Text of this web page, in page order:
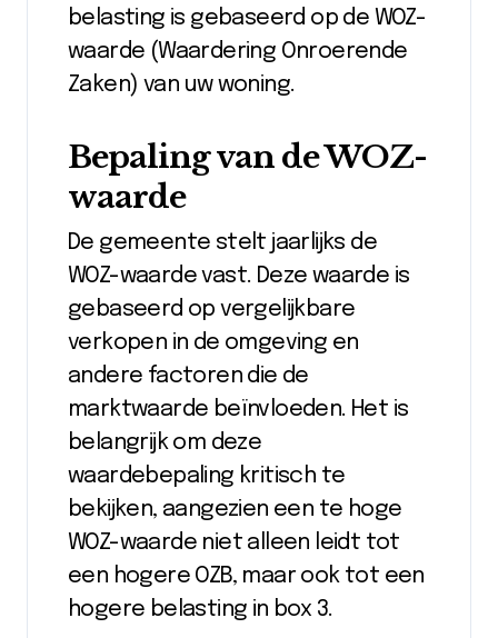
belasting is gebaseerd op de WOZ-
waarde (Waardering Onroerende
Zaken) van uw woning.
Bepaling van de WOZ-
waarde
De gemeente stelt jaarlijks de
WOZ-waarde vast. Deze waarde is
gebaseerd op vergelijkbare
verkopen in de omgeving en
andere factoren die de
marktwaarde beïnvloeden. Het is
belangrijk om deze
waardebepaling kritisch te
bekijken, aangezien een te hoge
WOZ-waarde niet alleen leidt tot
een hogere OZB, maar ook tot een
hogere belasting in box 3.